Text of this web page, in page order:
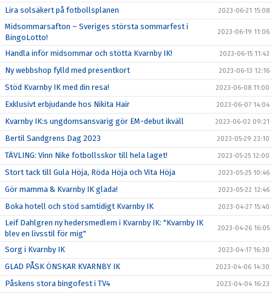
Lira solsäkert på fotbollsplanen 2023-06-21 15:08
Midsommarsafton – Sveriges största sommarfest i
BingoLotto!
2023-06-19 11:06
Handla inför midsommar och stötta Kvarnby IK! 2023-06-15 11:43
Ny webbshop fylld med presentkort 2023-06-13 12:16
Stöd Kvarnby IK med din resa! 2023-06-08 11:00
Exklusivt erbjudande hos Nikita Hair 2023-06-07 14:04
Kvarnby IK:s ungdomsansvarig gör EM-debut ikväll 2023-06-02 09:21
Bertil Sandgrens Dag 2023 2023-05-29 23:10
TÄVLING: Vinn Nike fotbollsskor till hela laget! 2023-05-25 12:00
Stort tack till Gula Höja, Röda Höja och Vita Höja 2023-05-25 10:46
Gör mamma & Kvarnby IK glada! 2023-05-22 12:46
Boka hotell och stöd samtidigt Kvarnby IK 2023-04-27 15:40
Leif Dahlgren ny hedersmedlem i Kvarnby IK: "Kvarnby IK
blev en livsstil för mig"
2023-04-26 16:05
Sorg i Kvarnby IK 2023-04-17 16:30
GLAD PÅSK ÖNSKAR KVARNBY IK 2023-04-06 14:30
Påskens stora bingofest i TV4 2023-04-04 16:23